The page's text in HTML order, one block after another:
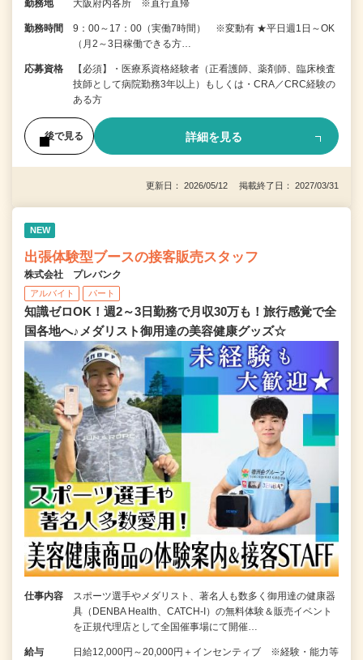
勤務地 大阪府内各所 ※直行直帰
勤務時間
9：00～17：00（実働7時間） ※変動有 ★平日週1日～OK
（月2～3日稼働できる方…
応募資格
【必須】・医療系資格経験者（正看護師、薬剤師、臨床検査
技師として病院勤務3年以上）もしくは・CRA／CRC経験の
ある方
後で見る 詳細を見る
更新日： 2026/05/12 掲載終了日： 2027/03/31
NEW
出張体験型ブースの接客販売スタッフ
株式会社 プレバンク
アルバイト パート
知識ゼロOK！週2～3日勤務で月収30万も！旅行感覚で全
国各地へ♪メダリスト御用達の美容健康グッズ☆
仕事内容
スポーツ選手やメダリスト、著名人も数多く御用達の健康器
具（DENBA Health、CATCH-I）の無料体験＆販売イベント
を正規代理店として全国催事場にて開催…
給与
日給12,000円～20,000円＋インセンティブ ※経験・能力等